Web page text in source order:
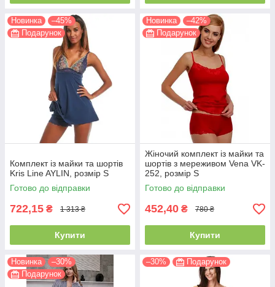
Новинка
–45%
Подарунок
Комплект із майки та шортів
Kris Line AYLIN, розмір S
Готово до відправки
722,15 ₴ 1 313 ₴
Купити
Новинка
–42%
Подарунок
Жіночий комплект із майки та
шортів з мереживом Vena VK-
252, розмір S
Готово до відправки
452,40 ₴ 780 ₴
Купити
Новинка
–30%
Подарунок
–30% Подарунок